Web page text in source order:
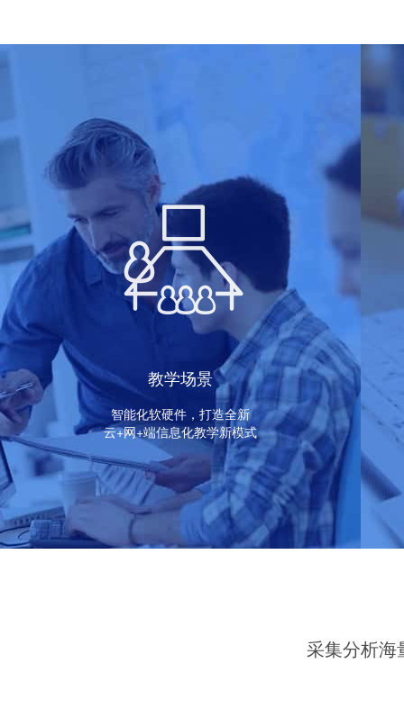
教学场景
智能化软硬件，打造全新
云+网+端信息化教学新模式
采集分析